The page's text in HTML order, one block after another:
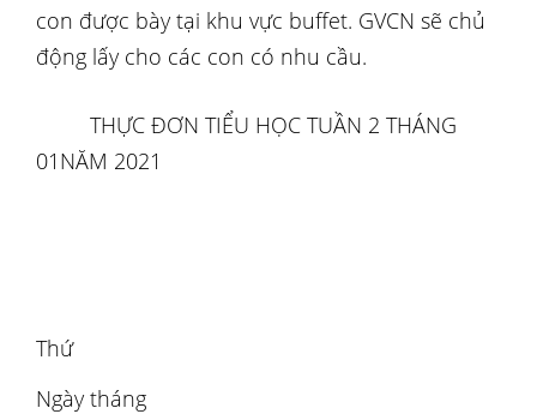
con được bày tại khu vực buffet. GVCN sẽ chủ
động lấy cho các con có nhu cầu.
THỰC ĐƠN TIỂU HỌC TUẦN 2 THÁNG
01NĂM 2021
Thứ
Ngày tháng